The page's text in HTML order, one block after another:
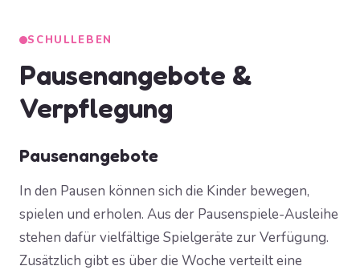
SCHULLEBEN
Pausenangebote &
Verpflegung
Pausenangebote
In den Pausen können sich die Kinder bewegen,
spielen und erholen. Aus der Pausenspiele-Ausleihe
stehen dafür vielfältige Spielgeräte zur Verfügung.
Zusätzlich gibt es über die Woche verteilt eine